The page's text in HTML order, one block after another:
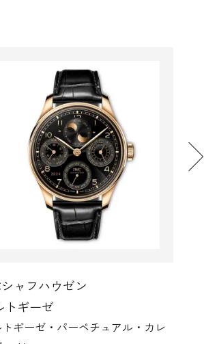
IWCシャフハウゼン
ポルトギーゼ
ポルトギーゼ・オートマティック42